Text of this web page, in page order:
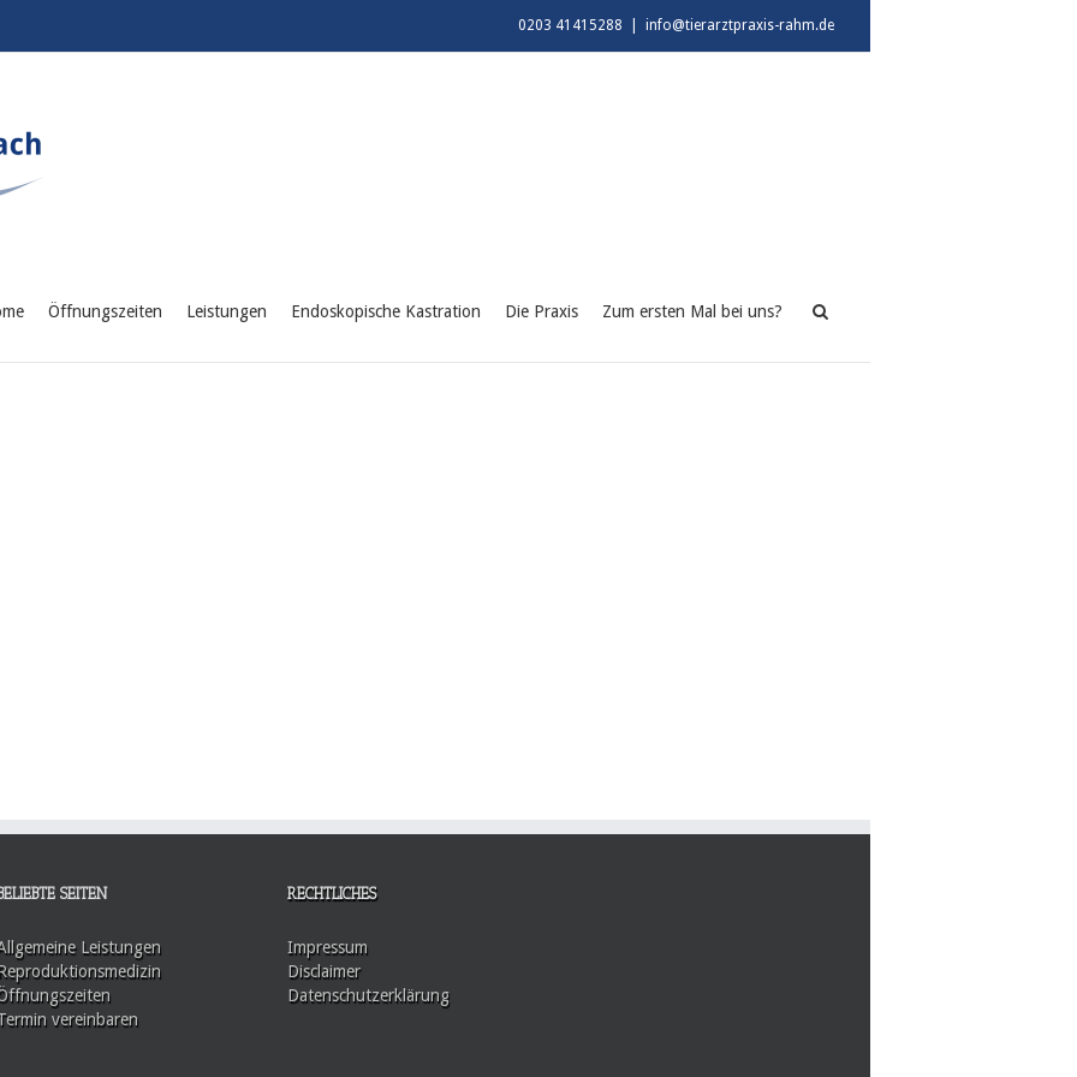
0203 41415288 info@tierarztpraxis-rahm.de
Öffnungszeiten Leistungen Endoskopische Kastration Die Praxis Zum ersten Mal bei uns?
SEITEN
Leistungen
vereinbaren
RECHTLICHES
Impressum
Disclaimer
Datenschutzerklärung